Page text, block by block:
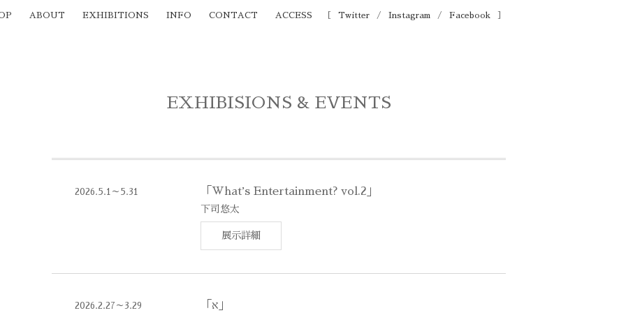
ABOUT EXHIBITIONS INFO CONTACT ACCESS Twitter / Instagram / Facebook
EXHIBISIONS & EVENTS
2026.5.1～5.31 「Whatʼs Entertainment? vol.2」
下司悠太
展示詳細
2026.2.27～3.29 「א」